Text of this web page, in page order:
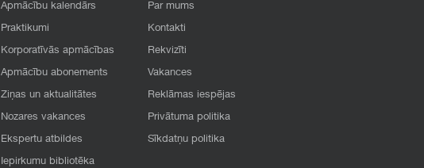
Apmācību kalendārs
Praktikumi
Korporatīvās apmācības
Apmācību abonements
Ziņas un aktualitātes
Nozares vakances
Ekspertu atbildes
Iepirkumu bibliotēka
Par mums
Kontakti
Rekvizīti
Vakances
Reklāmas iespējas
Privātuma politika
Sīkdatņu politika